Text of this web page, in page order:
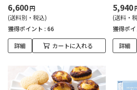
6,600円
(送料別・税込)
獲得ポイント : 66
詳細 カートに入れる
5,940
(送料・
獲得ポ
詳細